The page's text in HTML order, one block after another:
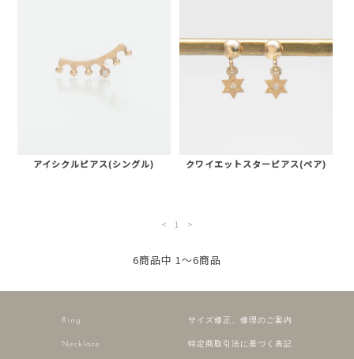
アイシクルピアス(シングル) クワイエットスターピアス(ペア)
< 1 >
6商品中 1～6商品
Ring
Necklace
サイズ修正、修理のご案内
特定商取引法に基づく表記